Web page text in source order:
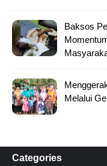
Baksos
Melalui
Categories